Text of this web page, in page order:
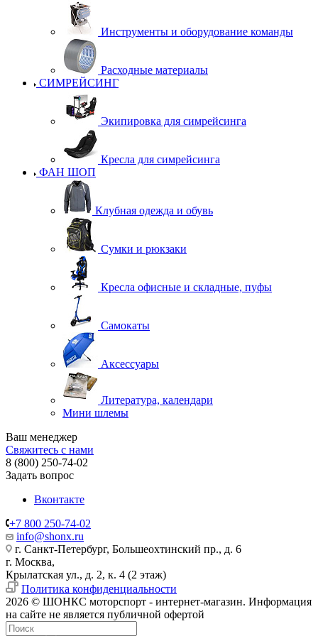
Инструменты и оборудование команды
Расходные материалы
СИМРЕЙСИНГ
Экипировка для симрейсинга
Кресла для симрейсинга
ФАН ШОП
Клубная одежда и обувь
Сумки и рюкзаки
Кресла офисные и складные, пуфы
Самокаты
Аксессуары
Литература, календари
Мини шлемы
Ваш менеджер
Свяжитесь с нами
8 (800) 250-74-02
Задать вопрос
Вконтакте
+7 800 250-74-02
info@shonx.ru
г. Санкт-Петербург, Большеохтинский пр., д. 6
г. Москва,
Крылатская ул., д. 2, к. 4 (2 этаж)
Политика конфиденциальности
2026 © ШОНКС моторспорт - интернет-магазин. Информация
на сайте не является публичной офертой